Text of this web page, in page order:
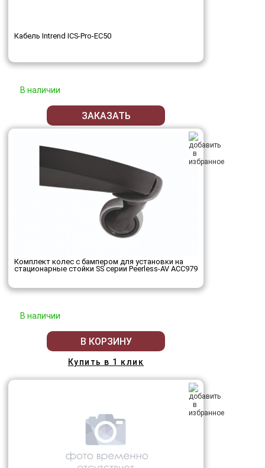
Кабель Intrend ICS-Pro-EC50
В наличии
ЗАКАЗАТЬ
Комплект колес с бампером для установки на
стационарные стойки SS серии Peerless-AV ACC979
В наличии
В КОРЗИНУ
Купить в 1 клик